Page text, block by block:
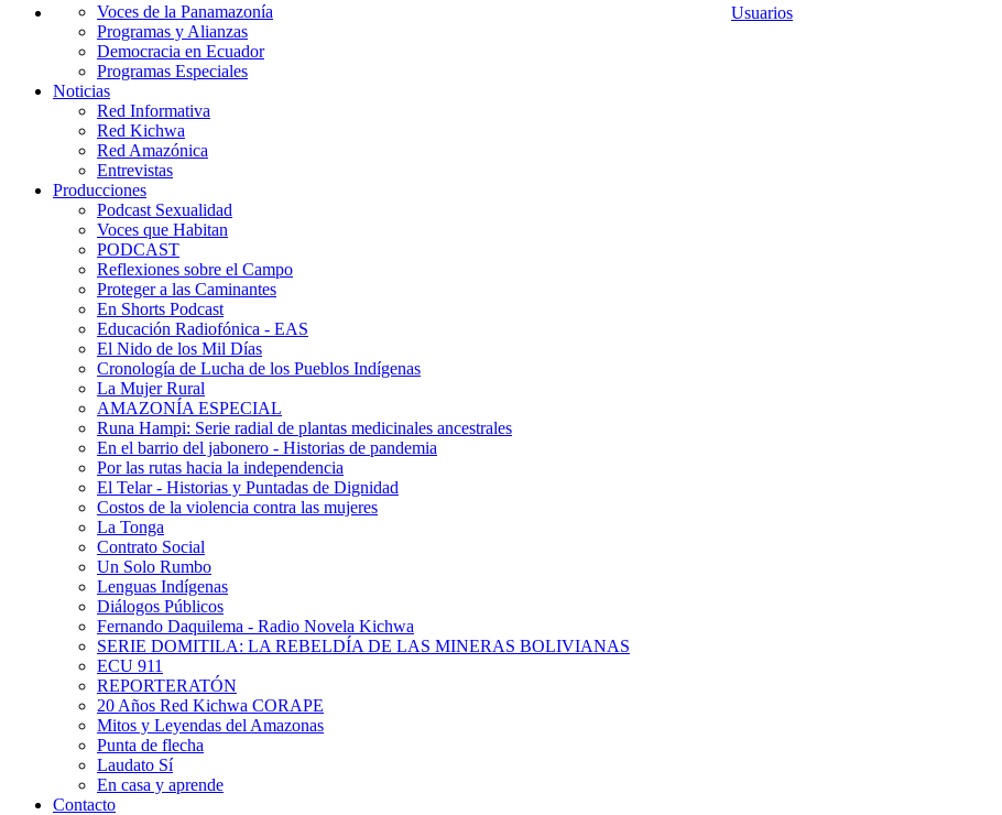
Usuarios
Voces de la Panamazonía
Programas y Alianzas
Democracia en Ecuador
Programas Especiales
Noticias
Red Informativa
Red Kichwa
Red Amazónica
Entrevistas
Producciones
Podcast Sexualidad
Voces que Habitan
PODCAST
Reflexiones sobre el Campo
Proteger a las Caminantes
En Shorts Podcast
Educación Radiofónica - EAS
El Nido de los Mil Días
Cronología de Lucha de los Pueblos Indígenas
La Mujer Rural
AMAZONÍA ESPECIAL
Runa Hampi: Serie radial de plantas medicinales ancestrales
En el barrio del jabonero - Historias de pandemia
Por las rutas hacia la independencia
El Telar - Historias y Puntadas de Dignidad
Costos de la violencia contra las mujeres
La Tonga
Contrato Social
Un Solo Rumbo
Lenguas Indígenas
Diálogos Públicos
Fernando Daquilema - Radio Novela Kichwa
SERIE DOMITILA: LA REBELDÍA DE LAS MINERAS BOLIVIANAS
ECU 911
REPORTERATÓN
20 Años Red Kichwa CORAPE
Mitos y Leyendas del Amazonas
Punta de flecha
Laudato Sí
En casa y aprende
Contacto